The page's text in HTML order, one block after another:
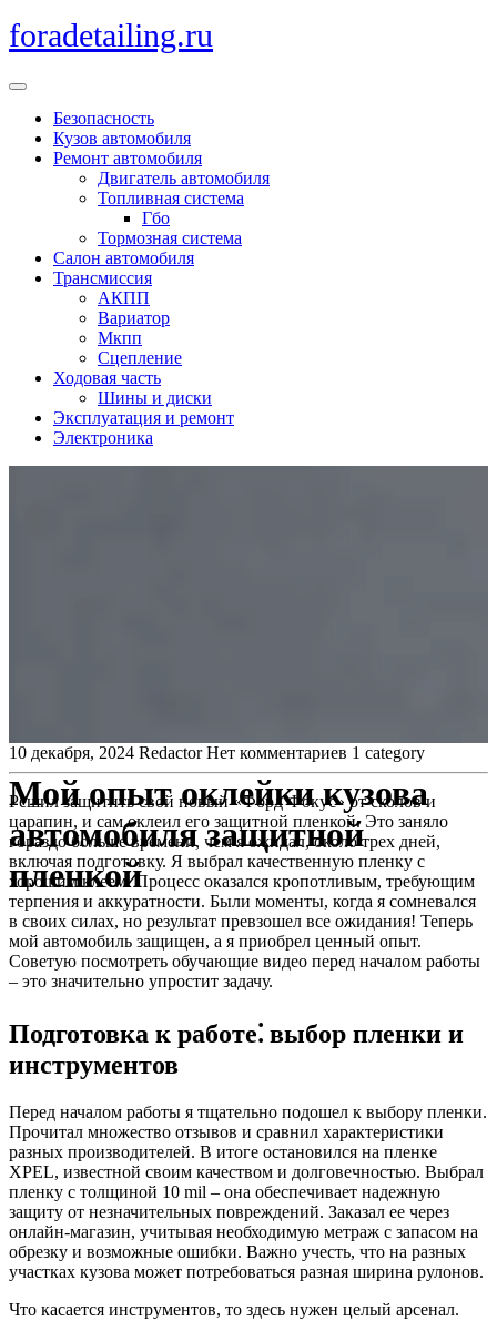
Перейти
к
foradetailing.ru
Кнопка
ОткрытьБезопасность
Кузов автомобиля
Ремонт автомобиля
Двигатель автомобиля
Топливная система
Гбо
Тормозная система
Салон автомобиля
Трансмиссия
АКПП
Вариатор
Мкпп
Сцепление
Ходовая часть
Шины и диски
Эксплуатация и ремонт
Электроника
Мой опыт оклейки кузова
автомобиля защитной
пленкой
10 декабря, 2024 Redactor Нет комментариев 1 category
Решил защитить свой новый «Форд Фокус» от сколов и
царапин, и сам оклеил его защитной пленкой. Это заняло
гораздо больше времени, чем я ожидал, около трех дней,
включая подготовку. Я выбрал качественную пленку с
хорошим клеем. Процесс оказался кропотливым, требующим
терпения и аккуратности. Были моменты, когда я сомневался
в своих силах, но результат превзошел все ожидания! Теперь
мой автомобиль защищен, а я приобрел ценный опыт.
Советую посмотреть обучающие видео перед началом работы
– это значительно упростит задачу.
Подготовка к работе⁚ выбор пленки и
инструментов
Перед началом работы я тщательно подошел к выбору пленки.
Прочитал множество отзывов и сравнил характеристики
разных производителей. В итоге остановился на пленке
XPEL, известной своим качеством и долговечностью. Выбрал
пленку с толщиной 10 mil – она обеспечивает надежную
защиту от незначительных повреждений. Заказал ее через
онлайн-магазин, учитывая необходимую метраж с запасом на
обрезку и возможные ошибки. Важно учесть, что на разных
участках кузова может потребоваться разная ширина рулонов.
Что касается инструментов, то здесь нужен целый арсенал.